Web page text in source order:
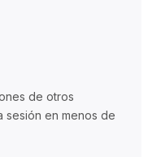
de otros
sesión en menos de